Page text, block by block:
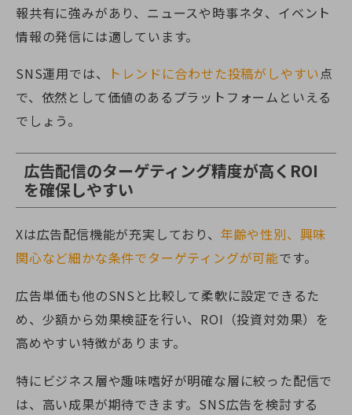
報共有に強みがあり、ニュースや時事ネタ、イベント
情報の発信には適しています。
SNS運用では、
トレンドに合わせた投稿がしやすい点
で、依然として価値のあるプラットフォームといえる
でしょう。
広告配信のターゲティング精度が高くROI
を確保しやすい
Xは広告配信機能が充実しており、 年齢や性別、興味
関心など細かな条件でターゲティングが可能です。
広告単価も他のSNSと比較して柔軟に設定できるた
め、少額から効果検証を行い、ROI（投資対効果）を
高めやすい特徴があります。
特にビジネス層や趣味嗜好が明確な層に絞った配信で
は、高い成果が期待できます。SNS広告を検討する